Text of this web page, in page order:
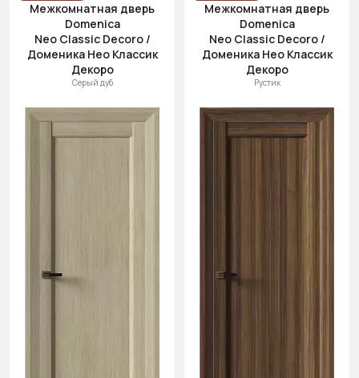
Межкомнатная дверь
Domenica
Neo Classic Decoro /
Доменика Нео Классик
Декоро
Серый дуб
Межкомнатная дверь
Domenica
Neo Classic Decoro /
Доменика Нео Классик
Декоро
Рустик